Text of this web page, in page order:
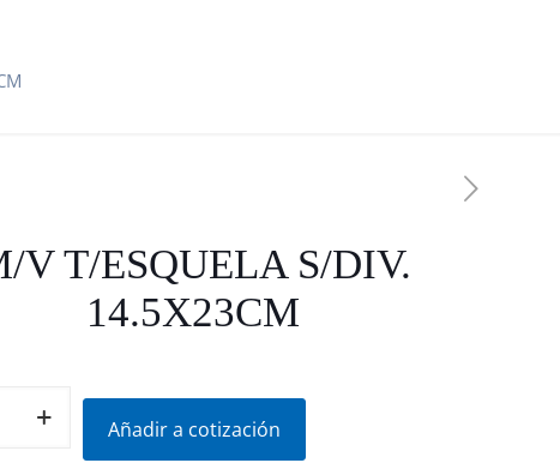
V T/ESQUELA S/DIV.
14.5X23CM
Añadir a cotización